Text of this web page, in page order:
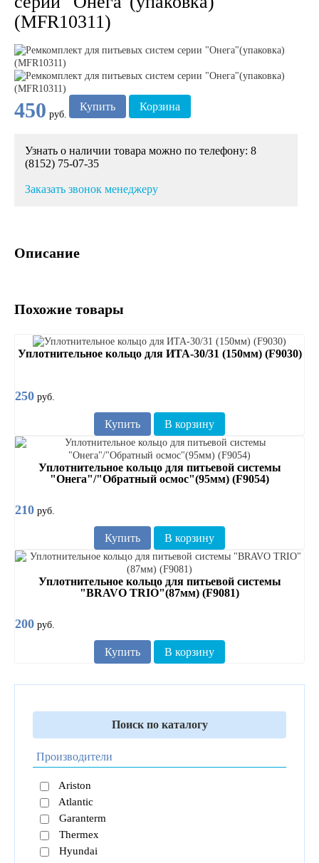
(MFR10311)
450 руб.
Купить Корзина
Узнать о наличии товара можно по телефону: 8
(8152) 75-07-35
Заказать звонок менеджеру
Описание
Похожие товары
Уплотнительное кольцо для ИТА-30/31 (150мм) (F9030)
250 руб.
Купить В корзину
Уплотнительное кольцо для питьевой системы
"Онега"/"Обратный осмос"(95мм) (F9054)
210 руб.
Купить В корзину
Уплотнительное кольцо для питьевой системы
"BRAVO TRIO"(87мм) (F9081)
200 руб.
Купить В корзину
Поиск по каталогу
Производители
Ariston
Atlantic
Garanterm
Thermex
Hyundai